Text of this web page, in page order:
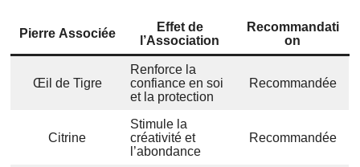
Pierre Associée
Effet de
l’Association
Recommandati
on
Œil de Tigre
Renforce la
confiance en soi
et la protection
Recommandée
Citrine
Stimule la
créativité et
l’abondance
Recommandée